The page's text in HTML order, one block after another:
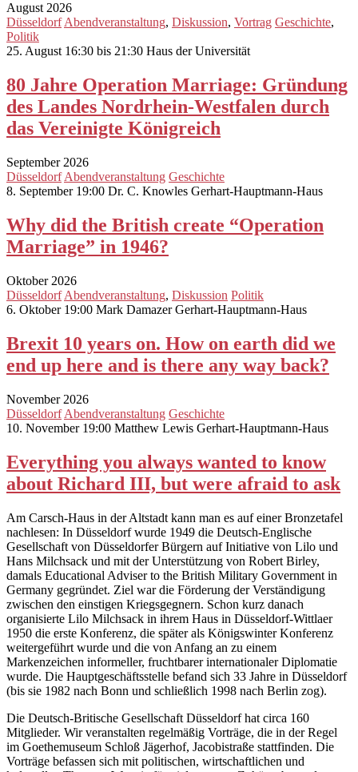
August 2026
DüsseldorfAbendveranstaltung, Diskussion, Vortrag Geschichte,
Politik
25. August 16:30 bis 21:30 Haus der Universität
80 Jahre Operation Marriage: Gründung
des Landes Nordrhein-Westfalen durch
das Vereinigte Königreich
September 2026
Düsseldorf Abendveranstaltung Geschichte
8. September 19:00 Dr. C. Knowles Gerhart-Hauptmann-Haus
Why did the British create “Operation
Marriage” in 1946?
Oktober 2026
Düsseldorf Abendveranstaltung, Diskussion Politik
6. Oktober 19:00 Mark Damazer Gerhart-Hauptmann-Haus
Brexit 10 years on. How on earth did we
end up here and is there any way back?
November 2026
Düsseldorf Abendveranstaltung Geschichte
10. November 19:00 Matthew Lewis Gerhart-Hauptmann-Haus
Everything you always wanted to know
about Richard III, but were afraid to ask
Am Carsch-Haus in der Altstadt kann man es auf einer Bronzetafel
nachlesen: In Düsseldorf wurde 1949 die Deutsch-Englische
Gesellschaft von Düsseldorfer Bürgern auf Initiative von Lilo und
Hans Milchsack und mit der Unterstützung von Robert Birley,
damals Educational Adviser to the British Military Government in
Germany gegründet. Ziel war die Förderung der Verständigung
zwischen den einstigen Kriegsgegnern. Schon kurz danach
organisierte Lilo Milchsack in ihrem Haus in Düsseldorf-Wittlaer
1950 die erste Konferenz, die später als Königswinter Konferenz
weitergeführt wurde und die von Anfang an zu einem
Markenzeichen informeller, fruchtbarer internationaler Diplomatie
wurde. Die Hauptgeschäftsstelle befand sich 33 Jahre in Düsseldorf
(bis sie 1982 nach Bonn und schließlich 1998 nach Berlin zog).
Die Deutsch-Britische Gesellschaft Düsseldorf hat circa 160
Mitglieder. Wir veranstalten regelmäßig Vorträge, die in der Regel
im Goethemuseum Schloß Jägerhof, Jacobistraße stattfinden. Die
Vorträge befassen sich mit politischen, wirtschaftlichen und